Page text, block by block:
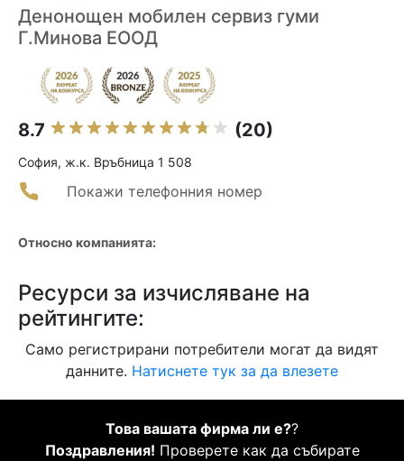
Денонощен мобилен сервиз гуми
Г.Минова ЕООД
8.7 (20)
София, ж.к. Връбница 1 508
Покажи телефонния номер
Относно компанията:
Ресурси за изчисляване на
рейтингите:
Само регистрирани потребители могат да видят
данните. Натиснете тук за да влезете
Това вашата фирма ли е??
Поздравления! Проверете как да събирате